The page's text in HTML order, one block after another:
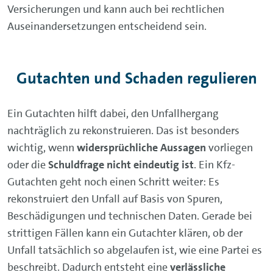
Versicherungen und kann auch bei rechtlichen
Auseinandersetzungen entscheidend sein.
Gutachten und Schaden regulieren
Ein Gutachten hilft dabei, den Unfallhergang
nachträglich zu rekonstruieren. Das ist besonders
wichtig, wenn widersprüchliche Aussagen vorliegen
oder dieSchuldfrage nicht eindeutig ist. Ein Kfz-
Gutachten geht noch einen Schritt weiter: Es
rekonstruiert den Unfall auf Basis von Spuren,
Beschädigungen und technischen Daten. Gerade bei
strittigen Fällen kann ein Gutachter klären, ob der
Unfall tatsächlich so abgelaufen ist, wie eine Partei es
beschreibt. Dadurch entsteht eineverlässliche